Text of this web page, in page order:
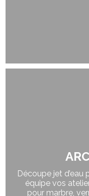
Découpe jet d’eau
équipe vos
pour marbre,